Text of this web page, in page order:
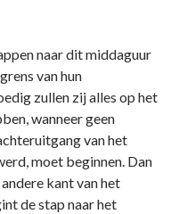
naar dit middaguur
van hun
zullen zij alles op het
wanneer geen
van het
moet beginnen. Dan
kant van het
de stap naar het